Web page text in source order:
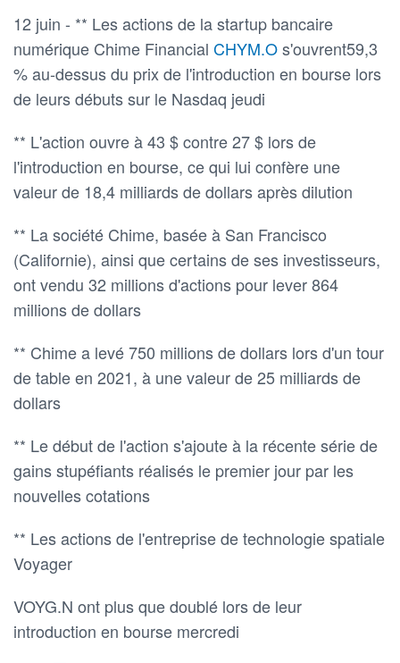
12 juin - ** Les actions de la startup bancaire
numérique Chime Financial CHYM.Os'ouvrent59,3
% au-dessus du prix de l'introduction en bourse lors
de leurs débuts sur le Nasdaq jeudi
** L'action ouvre à 43 $ contre 27 $ lors de
l'introduction en bourse, ce qui lui confère une
valeur de 18,4 milliards de dollars après dilution
** La société Chime, basée à San Francisco
(Californie), ainsi que certains de ses investisseurs,
ont vendu 32 millions d'actions pour lever 864
millions de dollars
** Chime a levé 750 millions de dollars lors d'un tour
de table en 2021, à une valeur de 25 milliards de
dollars
** Le début de l'action s'ajoute à la récente série de
gains stupéfiants réalisés le premier jour par les
nouvelles cotations
** Les actions de l'entreprise de technologie spatiale
Voyager
VOYG.N ont plus que doublé lors de leur
introduction en bourse mercredi